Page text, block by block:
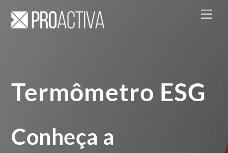
Termômetro ESG
Conheça a